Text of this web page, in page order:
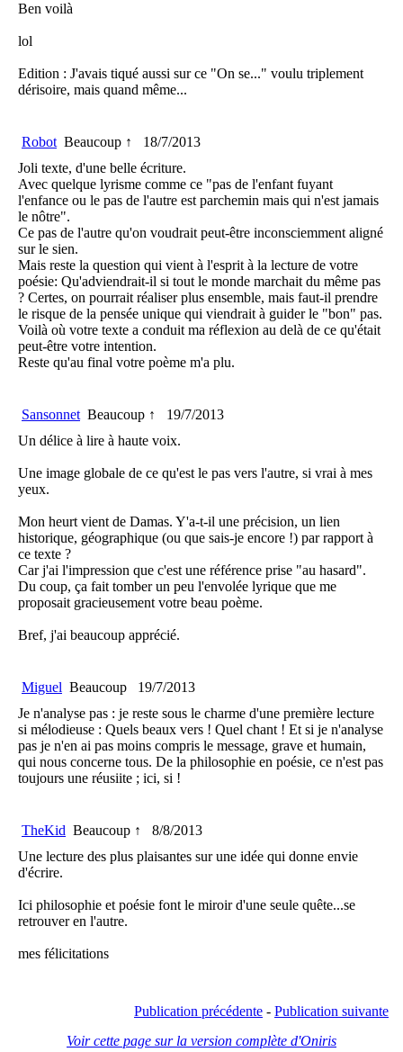
Ben voilà
lol
Edition : J'avais tiqué aussi sur ce "On se..." voulu triplement
dérisoire, mais quand même...
Robot Beaucoup ↑
18/7/2013
Joli texte, d'une belle écriture.
Avec quelque lyrisme comme ce "pas de l'enfant fuyant
l'enfance ou le pas de l'autre est parchemin mais qui n'est jamais
le nôtre".
Ce pas de l'autre qu'on voudrait peut-être inconsciemment aligné
sur le sien.
Mais reste la question qui vient à l'esprit à la lecture de votre
poésie: Qu'adviendrait-il si tout le monde marchait du même pas
? Certes, on pourrait réaliser plus ensemble, mais faut-il prendre
le risque de la pensée unique qui viendrait à guider le "bon" pas.
Voilà où votre texte a conduit ma réflexion au delà de ce qu'était
peut-être votre intention.
Reste qu'au final votre poème m'a plu.
Sansonnet Beaucoup ↑
19/7/2013
Un délice à lire à haute voix.
Une image globale de ce qu'est le pas vers l'autre, si vrai à mes
yeux.
Mon heurt vient de Damas. Y'a-t-il une précision, un lien
historique, géographique (ou que sais-je encore !) par rapport à
ce texte ?
Car j'ai l'impression que c'est une référence prise "au hasard".
Du coup, ça fait tomber un peu l'envolée lyrique que me
proposait gracieusement votre beau poème.
Bref, j'ai beaucoup apprécié.
Miguel Beaucoup
19/7/2013
Je n'analyse pas : je reste sous le charme d'une première lecture
si mélodieuse : Quels beaux vers ! Quel chant ! Et si je n'analyse
pas je n'en ai pas moins compris le message, grave et humain,
qui nous concerne tous. De la philosophie en poésie, ce n'est pas
toujours une réusiite ; ici, si !
TheKid Beaucoup ↑
8/8/2013
Une lecture des plus plaisantes sur une idée qui donne envie
d'écrire.
Ici philosophie et poésie font le miroir d'une seule quête...se
retrouver en l'autre.
mes félicitations
Publication précédente - Publication suivante
Voir cette page sur la version complète d'Oniris